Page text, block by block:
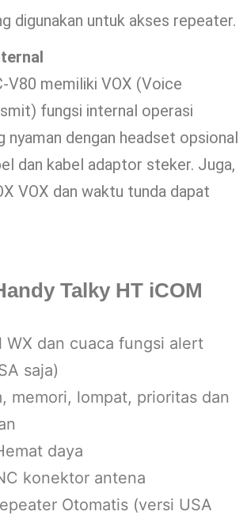
digunakan untuk akses repeater.
V80 memiliki VOX (Voice
fungsi internal operasi
nyaman dengan headset opsional
dan kabel adaptor steker. Juga,
VOX dan waktu tunda dapat
Talky HT iCOM
WX dan cuaca fungsi alert
saja)
memori, lompat, prioritas dan
daya
konektor antena
Otomatis (versi USA